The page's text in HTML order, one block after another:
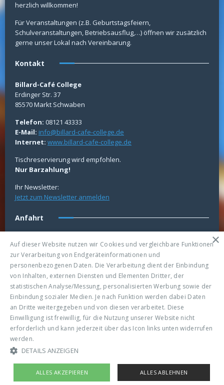
herzlich willkommen!
Für Veranstaltungen (z.B. Geburtstagsfeiern,
Schulveranstaltungen, Betriebsausflug,…) öffnen wir zusätzlich
gerne unser Lokal nach Vereinbarung.
Kontakt
Billard-Café College
Erdinger Str. 37
85570 Markt Schwaben
Telefon: 08121 43333
E-Mail: info@billard-cafe-college.de
Internet: www.billard-cafe-college.de
Tischreservierung wird empfohlen.
Nur Barzahlung!
Ihr Newsletter:
Jetzt zum Newsletter anmelden
Anfahrt
© Copyright 2025 Billard-Cafe College, all rights reserved. |
Datenschutz
Auf dieser Website nutzen wir Cookies und vergleichbare Funktionen
zur Verarbeitung von Endgeräteinformationen und
personenbezogenen Daten. Die Verarbeitung dient der Einbindung
von Inhalten, externen Diensten und Elementen Dritter, der
statistischen Analyse/Messung, personalisierten Werbung sowie der
Einbindung sozialer Medien. Je nach Funktion werden dabei Daten
an Dritte weitergegeben und von diesen verarbeitet. Diese
Einwilligung ist freiwillig, für die Nutzung unserer Website nicht
erforderlich und kann jederzeit über das Icon links unten widerrufen
werden.
DETAILS ANZEIGEN
ALLES AKZEPIEREN ALLES ABLEHNEN
×